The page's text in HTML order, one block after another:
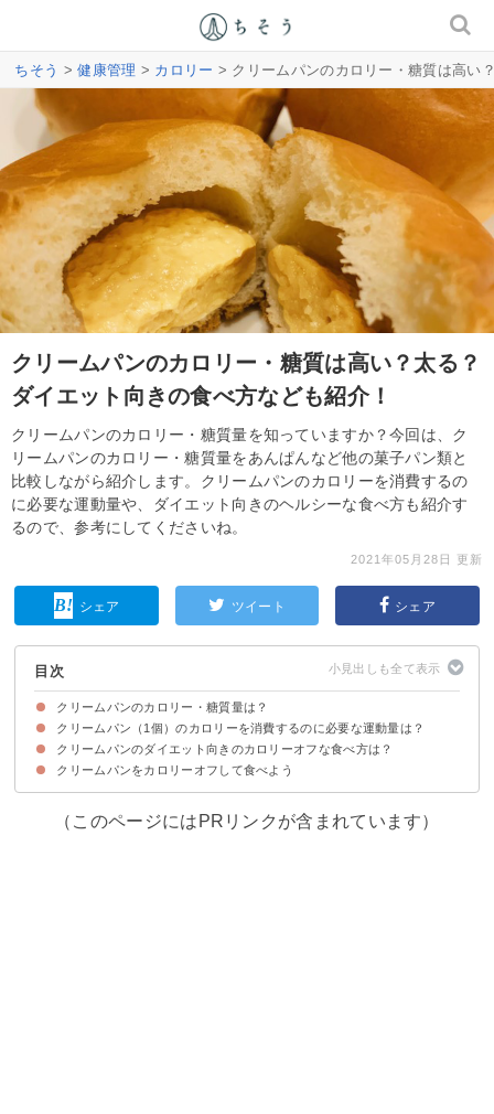
ちそう >健康管理 > カロリー > クリームパンのカロリー・糖質は高い
クリームパンのカロリー・糖質は高い？太る？
ダイエット向きの食べ方なども紹介！
クリームパンのカロリー・糖質量を知っていますか？今回は、ク
リームパンのカロリー・糖質量をあんぱんなど他の菓子パン類と
比較しながら紹介します。クリームパンのカロリーを消費するの
に必要な運動量や、ダイエット向きのヘルシーな食べ方も紹介す
るので、参考にしてくださいね。
2021年05月28日 更新
シェア ツイート シェア
目次
クリームパンのカロリー・糖質量は？
クリームパン（通常・薄皮）のカロリー・糖質量
クリームパン（1個）のカロリー・糖質量をあんぱんなど菓子パン類と比較
クリームパン（1個）のカロリーを消費するのに必要な運動量は？
クリームパンのダイエット向きのカロリーオフな食べ方は？
①薄皮のクリームパンを選ぶ
②5個入りのミニタイプを選び小分けで食べる
③カロリー・糖質オフの自家製クリームパンを作る
クリームパンをカロリーオフして食べよう
（このページにはPRリンクが含まれています）